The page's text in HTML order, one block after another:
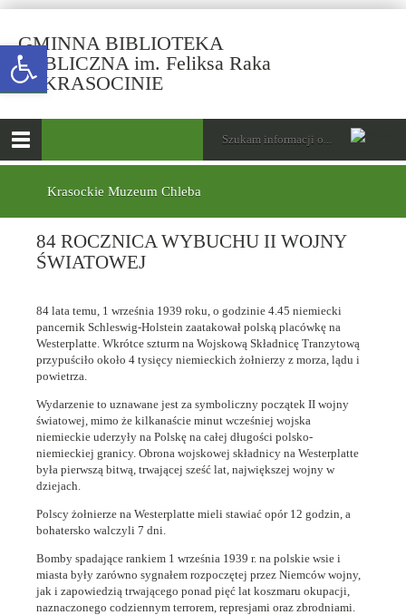
Open toolbar
GMINNA BIBLIOTEKA
PUBLICZNA im. Feliksa Raka
W KRASOCINIE-
ROCZNICA
WYBUCHU
II
WOJNY
ŚWIATOWEJ
górne
Otwórz
menu
wpisz
szukaną
Krasockie Muzeum Chleba
84 ROCZNICA WYBUCHU II WOJNY
ŚWIATOWEJ
84 lata temu, 1 września 1939 roku, o godzinie 4.45 niemiecki
pancernik Schleswig-Holstein zaatakował polską placówkę na
Westerplatte. Wkrótce szturm na Wojskową Składnicę Tranzytową
przypuściło około 4 tysięcy niemieckich żołnierzy z morza, lądu i
powietrza.
Wydarzenie to uznawane jest za symboliczny początek II wojny
światowej, mimo że kilkanaście minut wcześniej wojska
niemieckie uderzyły na Polskę na całej długości polsko-
niemieckiej granicy. Obrona wojskowej składnicy na Westerplatte
była pierwszą bitwą, trwającej sześć lat, największej wojny w
dziejach.
Polscy żołnierze na Westerplatte mieli stawiać opór 12 godzin, a
bohatersko walczyli 7 dni.
Bomby spadające rankiem 1 września 1939 r. na polskie wsie i
miasta były zarówno sygnałem rozpoczętej przez Niemców wojny,
jak i zapowiedzią trwającego ponad pięć lat koszmaru okupacji,
naznaczonego codziennym terrorem, represjami oraz zbrodniami.